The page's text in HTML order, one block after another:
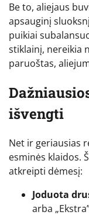
Be to, aliejaus
apsauginį
puikiai
stiklainį, nereikia
paruoštas,
išvengti
Net ir geriausias
esminės klaidos.
atkreipti dėmesį:
Joduota
arba